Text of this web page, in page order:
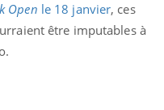
Open le 18 janvier, ces
être imputables à